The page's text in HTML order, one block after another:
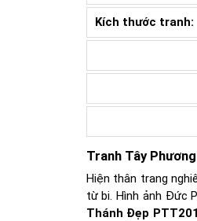
Kích thước tranh:
Tranh Tây
Hiện thân trang
từ bi. Hình ảnh Đức
Thánh Đẹp PTT201